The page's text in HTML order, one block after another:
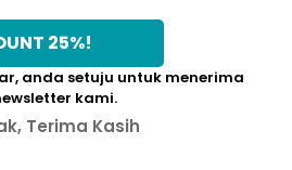
PILIH OPSI
anda setuju untuk menerima
kami.
Terima Kasih